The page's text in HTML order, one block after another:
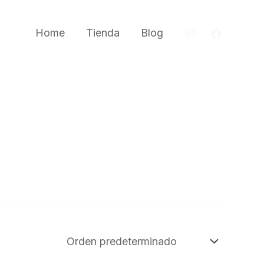
Home Tienda Blog